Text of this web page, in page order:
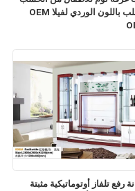
الصلب باللون الوردي لفيلا OEM
رفع تلفاز أوتوماتيكية مثبتة